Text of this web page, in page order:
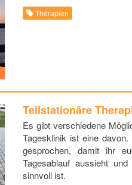
Therapien
Teilstationäre
Es gibt verschiedene
Tagesklinik ist eine
gesprochen, damit ihr
Tagesablauf aussieht
sinnvoll ist.